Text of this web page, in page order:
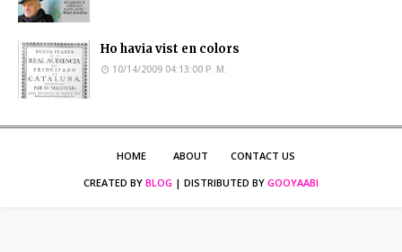
Ho havia vist en colors
10/14/2009 04:13:00 P. M.
HOME ABOUT
CONTACT US
CREATED BY BLOG | DISTRIBUTED BY GOOYAABI